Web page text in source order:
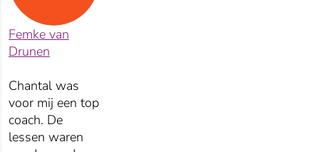
Femke van
Drunen
Chantal was
voor mij een top
coach. De
lessen waren